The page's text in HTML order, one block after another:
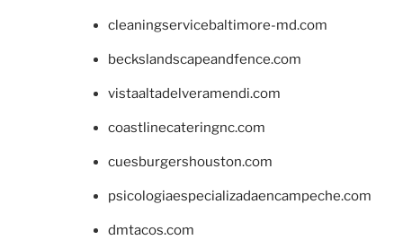
cleaningservicebaltimore-md.com
beckslandscapeandfence.com
vistaaltadelveramendi.com
coastlinecateringnc.com
cuesburgershouston.com
psicologiaespecializadaencampeche.com
dmtacos.com